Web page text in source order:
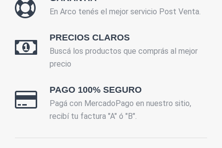
En Arco tenés el mejor servicio Post Venta.
PRECIOS CLAROS
Buscá los productos que comprás al mejor
precio
PAGO 100% SEGURO
Pagá con MercadoPago en nuestro sitio,
recibí tu factura "A" ó "B".